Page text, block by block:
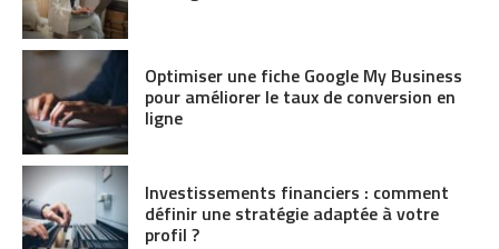
Optimiser une fiche Google My Business
pour améliorer le taux de conversion en
ligne
Investissements financiers : comment
définir une stratégie adaptée à votre
profil ?